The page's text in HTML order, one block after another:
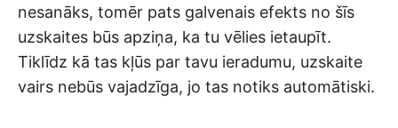
nesanāks, tomēr pats galvenais efekts no šīs
uzskaites būs apziņa, ka tu vēlies ietaupīt.
Tiklīdz kā tas kļūs par tavu ieradumu, uzskaite
vairs nebūs vajadzīga, jo tas notiks automātiski.